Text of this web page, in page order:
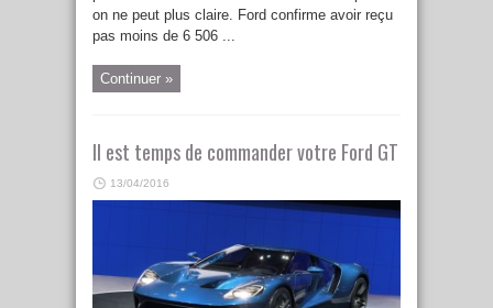
on ne peut plus claire. Ford confirme avoir reçu
pas moins de 6 506 ...
Continuer »
Il est temps de commander votre Ford GT
13/04/2016